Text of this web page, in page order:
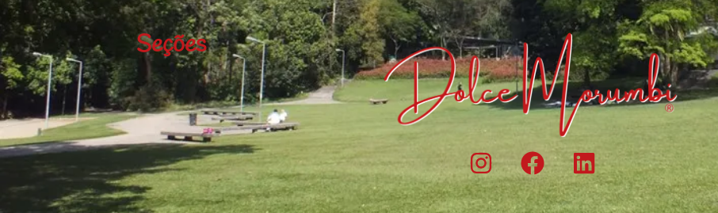
Seções